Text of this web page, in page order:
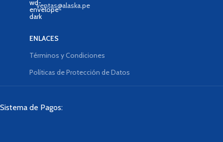
ventas@alaska.pe
ENLACES
Términos y Condiciones
Políticas de Protección de Datos
Sistema de Pagos: